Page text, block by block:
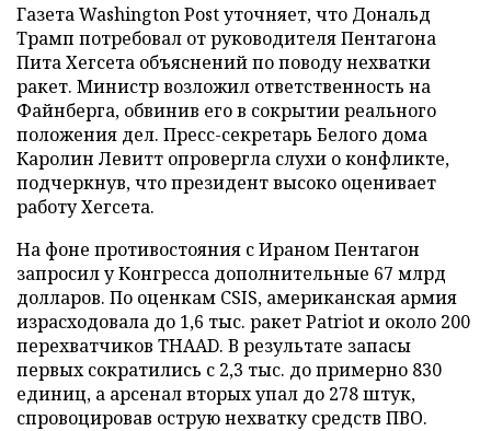
Газета Washington Post уточняет, что Дональд
Трамп потребовал от руководителя Пентагона
Пита Хегсета объяснений по поводу нехватки
ракет. Министр возложил ответственность на
Файнберга, обвинив его в сокрытии реального
положения дел. Пресс-секретарь Белого дома
Каролин Левитт опровергла слухи о конфликте,
подчеркнув, что президент высоко оценивает
работу Хегсета.
На фоне противостояния с Ираном Пентагон
запросил у Конгресса дополнительные 67 млрд
долларов. По оценкам CSIS, американская армия
израсходовала до 1,6 тыс. ракет Patriot и около 200
перехватчиков THAAD. В результате запасы
первых сократились с 2,3 тыс. до примерно 830
единиц, а арсенал вторых упал до 278 штук,
спровоцировав острую нехватку средств ПВО.